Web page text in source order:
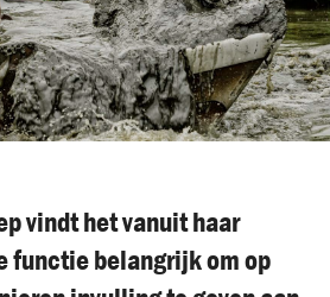
vindt het vanuit haar
functie belangrijk om op